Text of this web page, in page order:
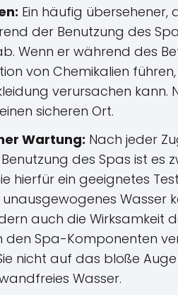
Ein häufig übersehener,
der Benutzung des
Wenn er während des
von Chemikalien
verursachen kann.
sicheren Ort.
Wartung: Nach jeder
des Spas ist es
hierfür ein geeignetes
Wasser
auch die Wirksamkeit
Spa-Komponenten
nicht auf das bloße
Wasser.